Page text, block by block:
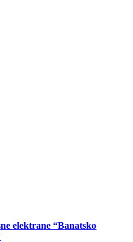
elektrane “Banatsko